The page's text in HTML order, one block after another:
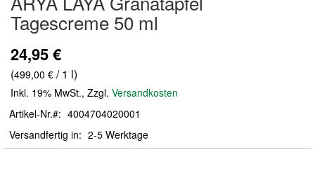
der
Bildergalerie
Tagescreme 50 ml
24,95 €
(499,00 € / 1 l)
Inkl. 19% MwSt., Zzgl. Versandkosten
Artikel-Nr.
4004704020001
Versandfertig in
2-5 Werktage